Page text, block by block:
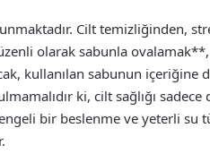
Cilt temizliğinden,
olarak sabunla
kullanılan sabunun
ki, cilt sağlığı sadece
bir beslenme ve yeterli su